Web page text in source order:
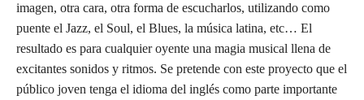
imagen, otra cara, otra forma de escucharlos, utilizando como
puente el Jazz, el Soul, el Blues, la música latina, etc… El
resultado es para cualquier oyente una magia musical llena de
excitantes sonidos y ritmos. Se pretende con este proyecto que el
público joven tenga el idioma del inglés como parte importante